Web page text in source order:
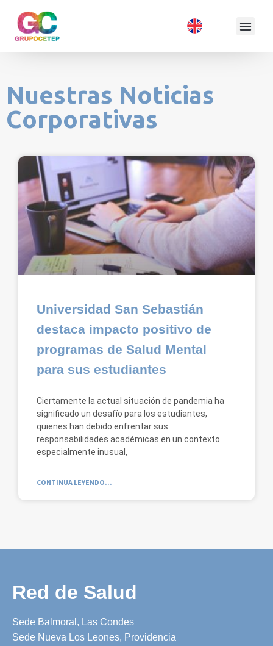
Nuestras Noticias
Corporativas
Universidad San Sebastián
destaca impacto positivo de
programas de Salud Mental
para sus estudiantes
Ciertamente la actual situación de pandemia ha
significado un desafío para los estudiantes,
quienes han debido enfrentar sus
responsabilidades académicas en un contexto
especialmente inusual,
CONTINUA LEYENDO...
Red de Salud
Sede Balmoral, Las Condes
Sede Nueva Los Leones, Providencia